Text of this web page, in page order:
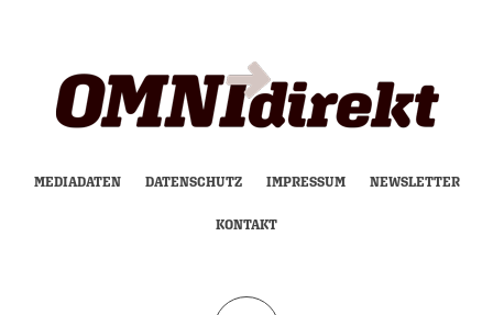
MEDIADATEN DATENSCHUTZ IMPRESSUM NEWSLETTER
KONTAKT